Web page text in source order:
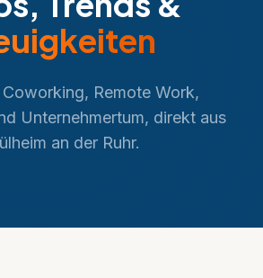
Remote Work,
Unternehmertum, direkt aus
an der Ruhr.